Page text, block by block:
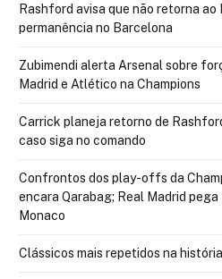
Rashford avisa que não retorna
permanência no Barcelona
Zubimendi alerta Arsenal sobre
Madrid e Atlético na Champions
Carrick planeja retorno de
caso siga no comando
Confrontos dos play-offs da
encara Qarabag; Real Madrid
Monaco
Clássicos mais repetidos na